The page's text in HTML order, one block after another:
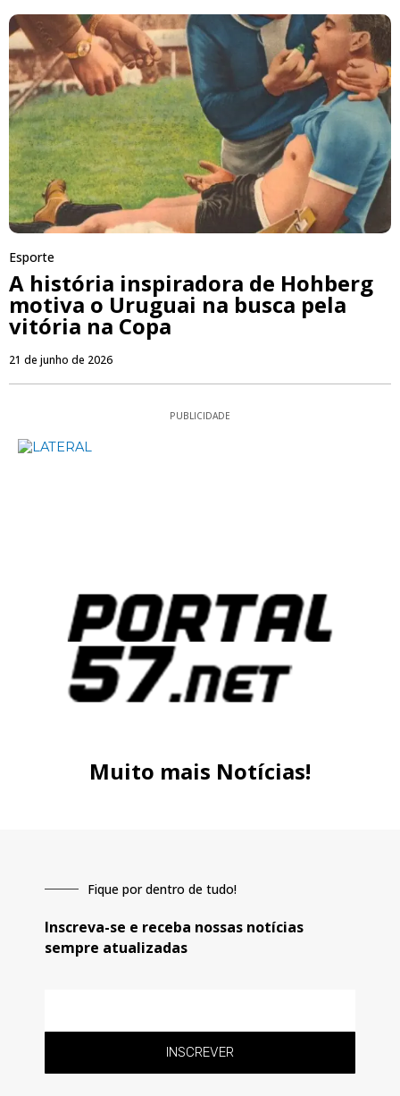
Esporte
A história inspiradora de Hohberg
motiva o Uruguai na busca pela
vitória na Copa
21 de junho de 2026
PUBLICIDADE
Muito mais Notícias!
Fique por dentro de tudo!
Inscreva-se e receba nossas notícias
sempre atualizadas
INSCREVER